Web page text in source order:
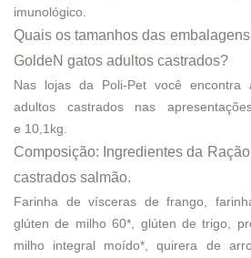
imunológico.
Quais os tamanhos das
GoldeN gatos adultos castrados?
Nas lojas da Poli-Pet você encontra
adultos castrados nas
e 10,1kg.
Composição: Ingredientes da
castrados salmão.
Farinha de vísceras de frango,
glúten de milho 60*, glúten de trigo,
milho integral moído*, quirera de